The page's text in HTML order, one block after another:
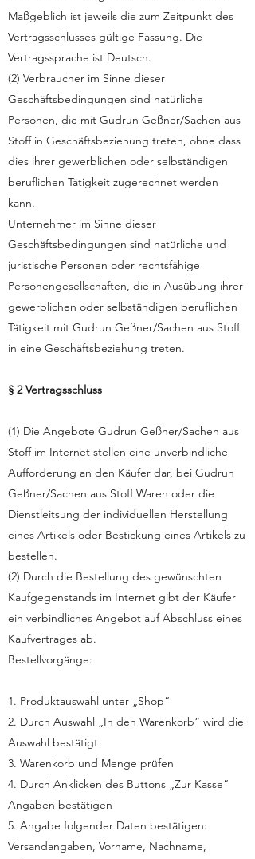
Maßgeblich ist jeweils die zum Zeitpunkt des
Vertragsschlusses gültige Fassung. Die
Vertragssprache ist Deutsch.
(2) Verbraucher im Sinne dieser
Geschäftsbedingungen sind natürliche
Personen, die mit Gudrun Geßner/Sachen aus
Stoff in Geschäftsbeziehung treten, ohne dass
dies ihrer gewerblichen oder selbständigen
beruflichen Tätigkeit zugerechnet werden
kann.
Unternehmer im Sinne dieser
Geschäftsbedingungen sind natürliche und
juristische Personen oder rechtsfähige
Personengesellschaften, die in Ausübung ihrer
gewerblichen oder selbständigen beruflichen
Tätigkeit mit Gudrun Geßner/Sachen aus Stoff
in eine Geschäftsbeziehung treten.
§ 2 Vertragsschluss
(1) Die Angebote Gudrun Geßner/Sachen aus
Stoff im Internet stellen eine unverbindliche
Aufforderung an den Käufer dar, bei Gudrun
Geßner/Sachen aus Stoff Waren oder die
Dienstleitsung der individuellen Herstellung
eines Artikels oder Bestickung eines Artikels zu
bestellen.
(2) Durch die Bestellung des gewünschten
Kaufgegenstands im Internet gibt der Käufer
ein verbindliches Angebot auf Abschluss eines
Kaufvertrages ab.
Bestellvorgänge:
1. Produktauswahl unter „Shop“
2. Durch Auswahl „In den Warenkorb“ wird die
Auswahl bestätigt
3. Warenkorb und Menge prüfen
4. Durch Anklicken des Buttons „Zur Kasse“
Angaben bestätigen
5. Angabe folgender Daten bestätigen:
Versandangaben, Vorname, Nachname,